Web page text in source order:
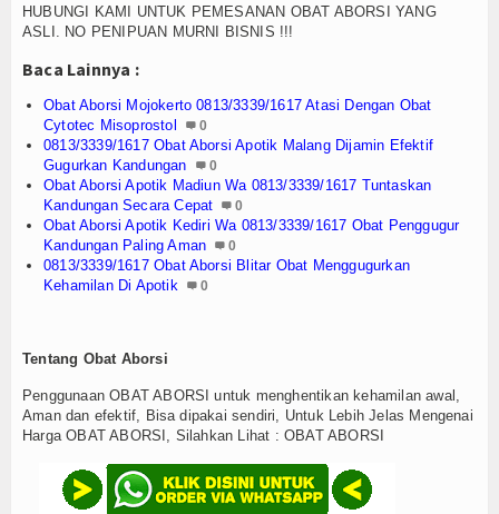
HUBUNGI KAMI UNTUK PEMESANAN OBAT ABORSI YANG
ASLI. NO PENIPUAN MURNI BISNIS !!!
Baca Lainnya :
Obat Aborsi Mojokerto 0813/3339/1617 Atasi Dengan Obat
Cytotec Misoprostol
0
0813/3339/1617 Obat Aborsi Apotik Malang Dijamin Efektif
Gugurkan Kandungan
0
Obat Aborsi Apotik Madiun Wa 0813/3339/1617 Tuntaskan
Kandungan Secara Cepat
0
Obat Aborsi Apotik Kediri Wa 0813/3339/1617 Obat Penggugur
Kandungan Paling Aman
0
0813/3339/1617 Obat Aborsi Blitar Obat Menggugurkan
Kehamilan Di Apotik
0
Tentang Obat Aborsi
Penggunaan OBAT ABORSI untuk menghentikan kehamilan awal,
Aman dan efektif, Bisa dipakai sendiri, Untuk Lebih Jelas Mengenai
Harga OBAT ABORSI, Silahkan Lihat : OBAT ABORSI